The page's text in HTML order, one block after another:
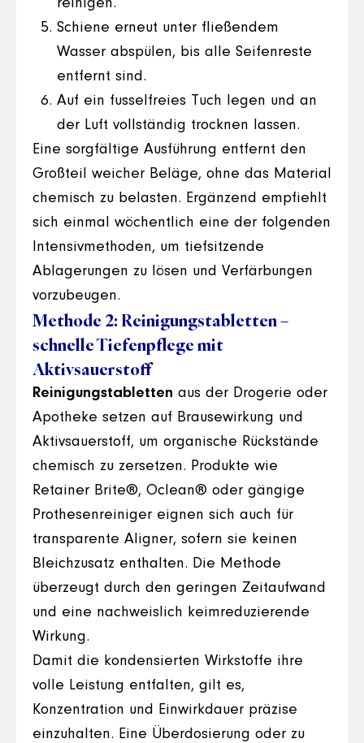
reinigen.
Schiene erneut unter fließendem
Wasser abspülen, bis alle Seifenreste
entfernt sind.
Auf ein fusselfreies Tuch legen und an
der Luft vollständig trocknen lassen.
Eine sorgfältige Ausführung entfernt den
Großteil weicher Beläge, ohne das Material
chemisch zu belasten. Ergänzend empfiehlt
sich einmal wöchentlich eine der folgenden
Intensivmethoden, um tiefsitzende
Ablagerungen zu lösen und Verfärbungen
vorzubeugen.
Methode 2: Reinigungstabletten –
schnelle Tiefenpflege mit
Aktivsauerstoff
Reinigungstabletten aus der Drogerie oder
Apotheke setzen auf Brausewirkung und
Aktivsauerstoff, um organische Rückstände
chemisch zu zersetzen. Produkte wie
Retainer Brite®, Oclean® oder gängige
Prothesenreiniger eignen sich auch für
transparente Aligner, sofern sie keinen
Bleichzusatz enthalten. Die Methode
überzeugt durch den geringen Zeitaufwand
und eine nachweislich keimreduzierende
Wirkung.
Damit die kondensierten Wirkstoffe ihre
volle Leistung entfalten, gilt es,
Konzentration und Einwirkdauer präzise
einzuhalten. Eine Überdosierung oder zu